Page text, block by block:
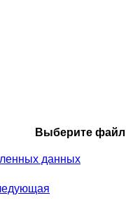
Выберите файл
данных